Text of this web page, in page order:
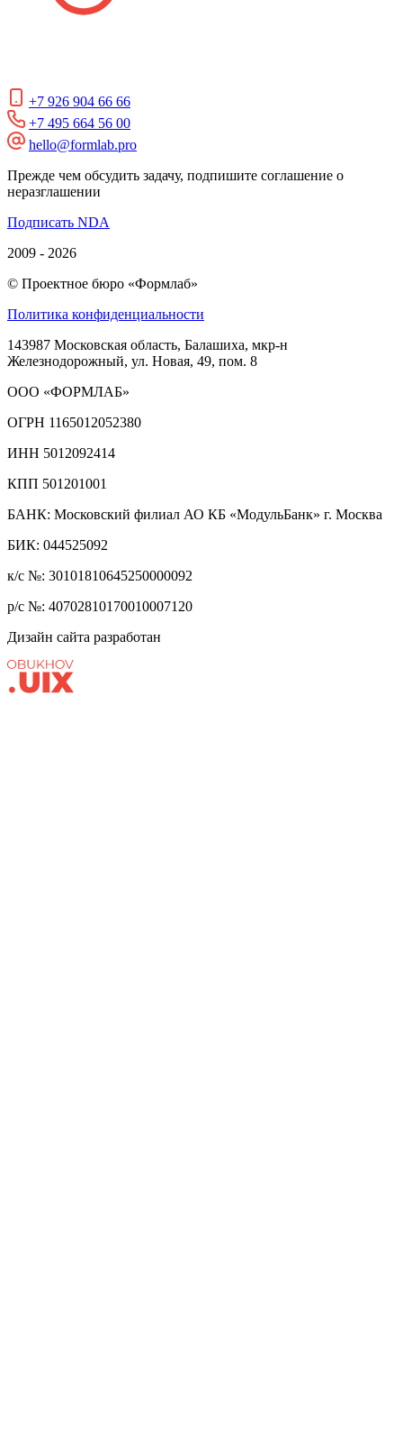
+7 926 904 66 66
+7 495 664 56 00
hello@formlab.pro
Прежде чем обсудить задачу, подпишите соглашение о
неразглашении
Подписать NDA
2009 - 2026
© Проектное бюро «Формлаб»
Политика конфиденциальности
143987 Московская область, Балашиха, мкр-н
Железнодорожный, ул. Новая, 49, пом. 8
ООО «ФОРМЛАБ»
ОГРН 1165012052380
ИНН 5012092414
КПП 501201001
БАНК: Московский филиал АО КБ «МодульБанк» г. Москва
БИК: 044525092
к/с №: 30101810645250000092
р/с №: 40702810170010007120
Дизайн сайта разработан